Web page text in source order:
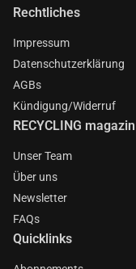
Rechtliches
Impressum
Datenschutzerklärung
AGBs
Kündigung/Widerruf
RECYCLING magazin
Unser Team
Über uns
Newsletter
FAQs
Quicklinks